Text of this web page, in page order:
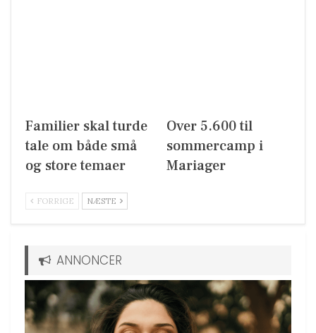
Familier skal turde
tale om både små
og store temaer
Over 5.600 til
sommercamp i
Mariager
FORRIGE NÆSTE
ANNONCER